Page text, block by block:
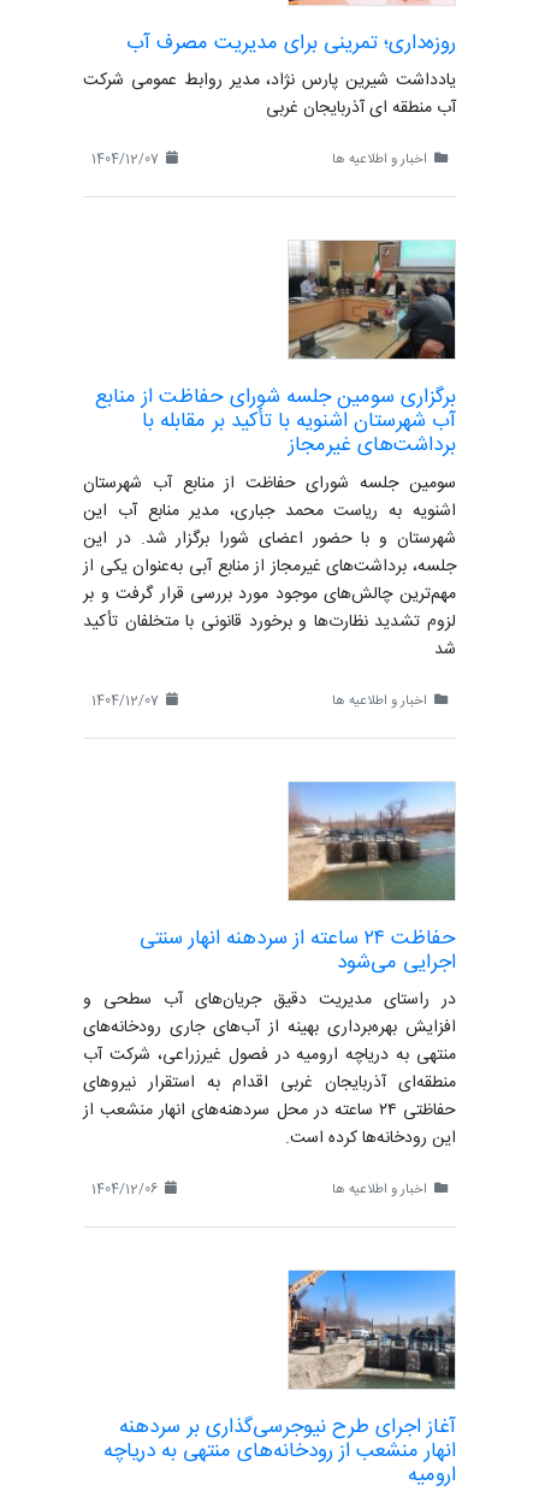
روزه‌داری؛ تمرینی برای مدیریت مصرف آب
یادداشت شیرین پارس نژاد، مدیر روابط عمومی شرکت
آب منطقه ای آذربایجان غربی
اخبار و اطلاعیه ها
برگزاری سومین جلسه شورای حفاظت از منابع
آب شهرستان اشنویه با تأکید بر مقابله با
برداشت‌های غیرمجاز
سومین جلسه شورای حفاظت از منابع آب شهرستان
اشنویه به ریاست محمد جباری، مدیر منابع آب این
شهرستان و با حضور اعضای شورا برگزار شد. در این
جلسه، برداشت‌های غیرمجاز از منابع آبی به‌عنوان یکی از
مهم‌ترین چالش‌های موجود مورد بررسی قرار گرفت و بر
لزوم تشدید نظارت‌ها و برخورد قانونی با متخلفان تأکید
شد
اخبار و اطلاعیه ها
حفاظت ۲۴ ساعته از سردهنه انهار سنتی
اجرایی می‌شود
در راستای مدیریت دقیق جریان‌های آب سطحی و
افزایش بهره‌برداری بهینه از آب‌های جاری رودخانه‌های
منتهی به دریاچه ارومیه در فصول غیرزراعی، شرکت آب
منطقه‌ای آذربایجان غربی اقدام به استقرار نیروهای
حفاظتی ۲۴ ساعته در محل سردهنه‌های انهار منشعب از
این رودخانه‌ها کرده است.
اخبار و اطلاعیه ها
آغاز اجرای طرح نیوجرسی‌گذاری بر سردهنه‌
انهار منشعب از رودخانه‌های منتهی به دریاچه
ارومیه